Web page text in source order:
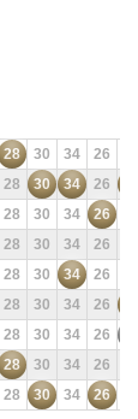
28 30 34 26
28 30 34 26
28 30 34 26
28 30 34 26
28 30 34 26
28 30 34 26
28 30 34 26
28 30 34 26
28 30 34 26